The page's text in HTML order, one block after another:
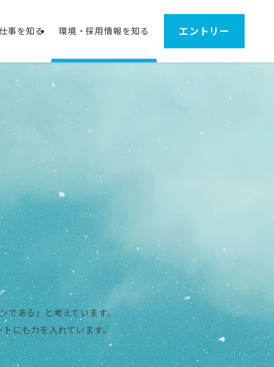
事を知る 環境・採用情報を知る エントリー
ある」と考えています。
にも力を入れています。